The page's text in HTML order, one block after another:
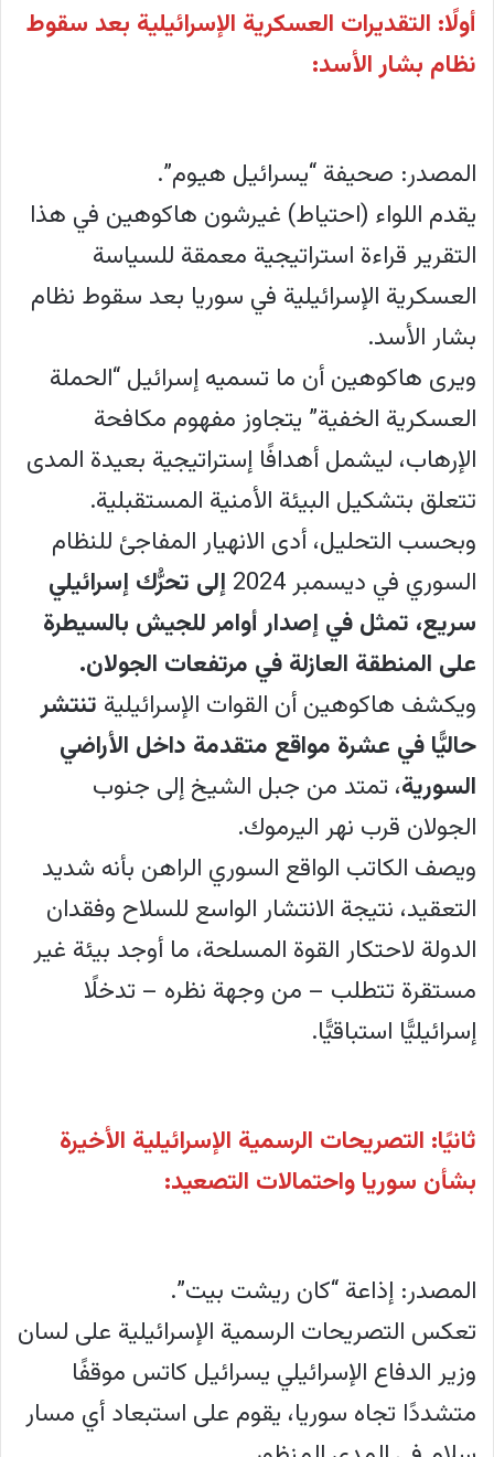
أولًا: التقديرات العسكرية الإسرائيلية بعد سقوط
نظام بشار الأسد:
المصدر: صحيفة “يسرائيل هيوم”.
يقدم اللواء (احتياط) غيرشون هاكوهين في هذا
التقرير قراءة استراتيجية معمقة للسياسة
العسكرية الإسرائيلية في سوريا بعد سقوط نظام
بشار الأسد.
ويرى هاكوهين أن ما تسميه إسرائيل “الحملة
العسكرية الخفية” يتجاوز مفهوم مكافحة
الإرهاب، ليشمل أهدافًا إستراتيجية بعيدة المدى
تتعلق بتشكيل البيئة الأمنية المستقبلية.
وبحسب التحليل، أدى الانهيار المفاجئ للنظام
السوري في ديسمبر 2024
إلى تحرُّك إسرائيلي
سريع، تمثل في إصدار أوامر للجيش بالسيطرة
على المنطقة العازلة في مرتفعات الجولان.
ويكشف هاكوهين أن القوات الإسرائيلية تنتشر
حاليًّا في عشرة مواقع متقدمة داخل الأراضي
السورية، تمتد من جبل الشيخ إلى جنوب
الجولان قرب نهر اليرموك.
ويصف الكاتب الواقع السوري الراهن بأنه شديد
التعقيد، نتيجة الانتشار الواسع للسلاح وفقدان
الدولة لاحتكار القوة المسلحة، ما أوجد بيئة غير
مستقرة تتطلب – من وجهة نظره – تدخلًا
إسرائيليًّا استباقيًّا.
ثانيًا: التصريحات الرسمية الإسرائيلية الأخيرة
بشأن سوريا واحتمالات التصعيد:
المصدر: إذاعة “كان ريشت بيت”.
تعكس التصريحات الرسمية الإسرائيلية على لسان
وزير الدفاع الإسرائيلي يسرائيل كاتس موقفًا
متشددًا تجاه سوريا، يقوم على استبعاد أي مسار